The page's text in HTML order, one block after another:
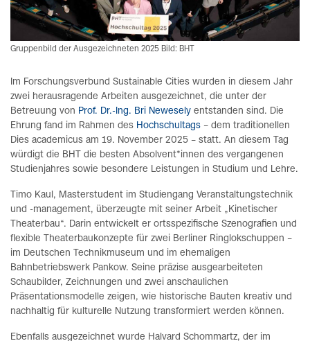
Gruppenbild der Ausgezeichneten 2025 Bild: BHT
Im Forschungsverbund Sustainable Cities wurden in diesem Jahr
zwei herausragende Arbeiten ausgezeichnet, die unter der
Betreuung von Prof. Dr.-Ing. Bri Newesely entstanden sind. Die
Ehrung fand im Rahmen des Hochschultags – dem traditionellen
Dies academicus am 19. November 2025 – statt. An diesem Tag
würdigt die BHT die besten Absolvent*innen des vergangenen
Studienjahres sowie besondere Leistungen in Studium und Lehre.
Timo Kaul, Masterstudent im Studiengang Veranstaltungstechnik
und -management, überzeugte mit seiner Arbeit „Kinetischer
Theaterbau“. Darin entwickelt er ortsspezifische Szenografien und
flexible Theaterbaukonzepte für zwei Berliner Ringlokschuppen –
im Deutschen Technikmuseum und im ehemaligen
Bahnbetriebswerk Pankow. Seine präzise ausgearbeiteten
Schaubilder, Zeichnungen und zwei anschaulichen
Präsentationsmodelle zeigen, wie historische Bauten kreativ und
nachhaltig für kulturelle Nutzung transformiert werden können.
Ebenfalls ausgezeichnet wurde Halvard Schommartz, der im